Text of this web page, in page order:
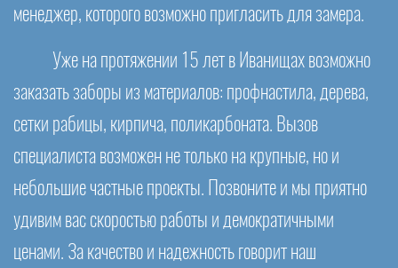
менеджер, которого возможно пригласить для замера.
Уже на протяжении 15 лет в Иванищах возможно
заказать заборы из материалов: профнастила, дерева,
сетки рабицы, кирпича, поликарбоната. Вызов
специалиста возможен не только на крупные, но и
небольшие частные проекты. Позвоните и мы приятно
удивим вас скоростью работы и демократичными
ценами. За качество и надежность говорит наш